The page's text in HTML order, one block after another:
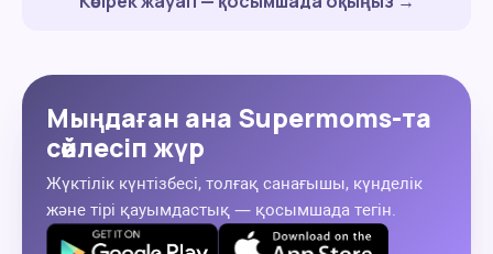
Мыңдаған ана Supermoms-та
сөйлесіп жүр
Жүктілік күнтізбесі, толғақ санағышы, күнделік
және тірі қауымдастық — қосымшада тегін.